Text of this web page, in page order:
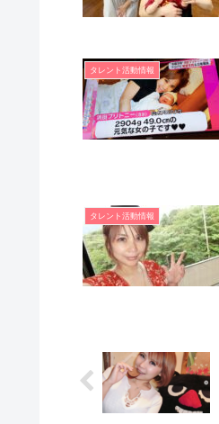
タレント活動情報
タレント活動情報